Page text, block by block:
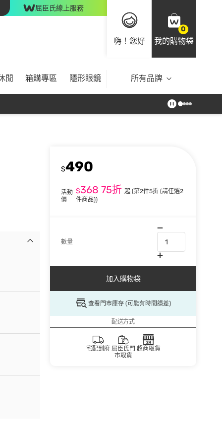
屈臣氏線上服務
嗨！您好
0
我的購物袋
閒 箱購專區 隱形眼鏡 所有品牌
$490
活動
價
$368 75折起(第2件5折 (請任選2
件商品))
數量
加入購物袋
查看門市庫存 (可能有時間誤差)
配送方式
宅配到府 屈臣氏門
市取貨
超商取貨